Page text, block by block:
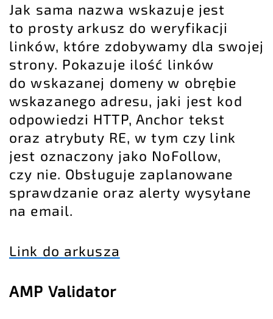
Jak sama nazwa wskazuje jest
to prosty arkusz do weryfikacji
linków, które zdobywamy dla swojej
strony. Pokazuje ilość linków
do wskazanej domeny w obrębie
wskazanego adresu, jaki jest kod
odpowiedzi HTTP, Anchor tekst
oraz atrybuty RE, w tym czy link
jest oznaczony jako NoFollow,
czy nie. Obsługuje zaplanowane
sprawdzanie oraz alerty wysyłane
na email.
Link do arkusza
AMP Validator